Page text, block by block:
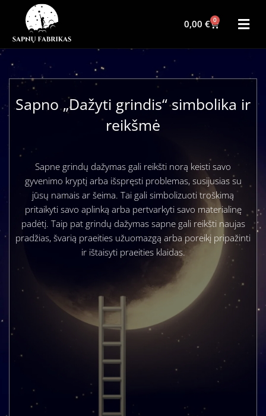
0,00 € 0
Sapno „Dažyti grindis“ simbolika ir
reikšmė
Sapne grindų dažymas gali reikšti norą keisti savo
gyvenimo kryptį arba išspręsti problemas, susijusias su
jūsų namais ar šeima. Tai gali simbolizuoti troškimą
pritaikyti savo aplinką arba pertvarkyti savo materialinę
padėtį. Taip pat grindų dažymas sapne gali reikšti naujas
pradžias, švarią praeities užuomazgą arba poreikį pripažinti
ir ištaisyti praeities klaidas.